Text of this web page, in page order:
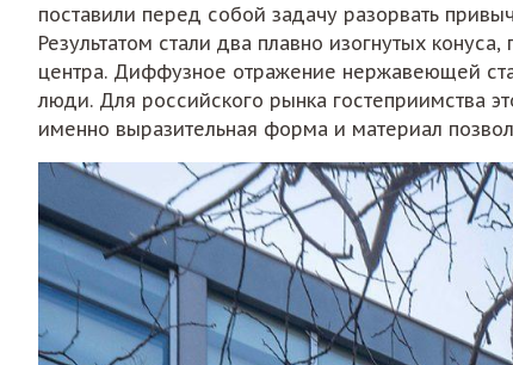
поставили перед собой задачу разорвать
Результатом стали два плавно изогнутых
центра. Диффузное отражение нержавеющей
люди. Для российского рынка гостеприимства
именно выразительная форма и материал